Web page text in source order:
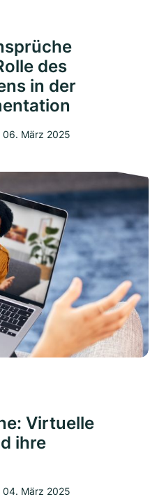
des
in der
06. März 2025
Virtuelle
ihre
04. März 2025